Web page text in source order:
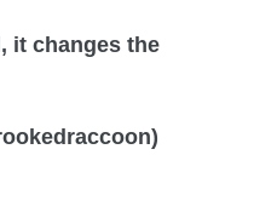
it changes the